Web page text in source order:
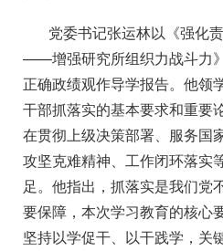
党委书记张运林以《强化
——增强研究所组织力战斗力
正确政绩观作导学报告。他领
干部抓落实的基本要求和重要
在贯彻上级决策部署、服务国
攻坚克难精神、工作闭环落实
足。他指出，抓落实是我们党
要保障，本次学习教育的核心
坚持以学促干、以干践学，关